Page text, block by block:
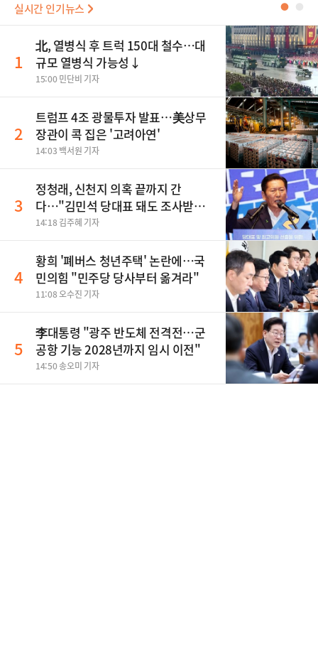
실시간 인기뉴스 ●
1
北, 열병식 후 트럭 150대 철수…대
규모 열병식 가능성↓
15:00 민단비 기자
2
트럼프 4조 광물투자 발표…美상무
장관이 콕 집은 '고려아연'
14:03 백서원 기자
3
정청래, 신천지 의혹 끝까지 간
다…"김민석 당대표 돼도 조사받아
야"
14:18 김주혜 기자
4
황희 '폐버스 청년주택' 논란에…국
민의힘 "민주당 당사부터 옮겨라"
11:08 오수진 기자
5
李대통령 "광주 반도체 전격전…군
공항 기능 2028년까지 임시 이전"
14:50 송오미 기자